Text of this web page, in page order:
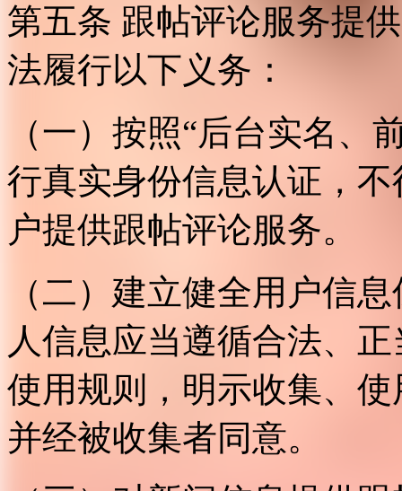
第五条 跟帖评论服务提
法履行以下义务：
（一）按照“后台实名、
行真实身份信息认证，
户提供跟帖评论服务。
（二）建立健全用户信
人信息应当遵循合法、
使用规则，明示收集、
并经被收集者同意。